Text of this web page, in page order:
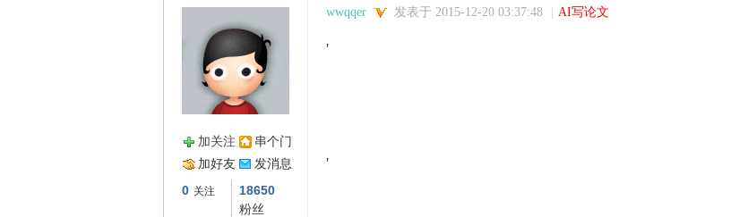
加关注
串个门
加好友
发消息
0 关注 18650
粉丝
wwqqer 发表于 2015-12-20 03:37:48 AI写论文
'
'